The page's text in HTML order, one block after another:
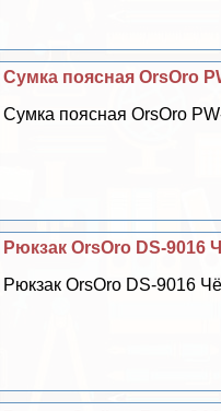
Сумка поясная OrsOro
Сумка поясная OrsOro
Рюкзак OrsOro DS-9016
Рюкзак OrsOro DS-9016